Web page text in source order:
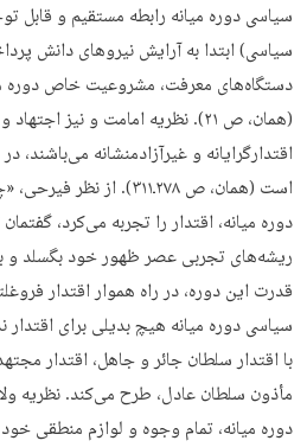
سیاسی دوره میانه رابطه مستقیم و
سیاسی) ابتدا به آرایش نیروهای دانش
دستگاه‌های معرفت، مشروعیت خاص دوره
(همان، ص ۲۱). نظریه امامت و نیز
اقتدارگرایانه و غیرآزادمنشانه
است (همان، ص ۲۷۸ـ۳۱۱).
دوره میانه، اقتدار را تجربه می‌كرد،
ریشه‌های تجربی عصر ظهور خود بگسلد و
قدرت این دوره، در راه هموار اقتدار
سیاسی دوره میانه هیچ بدیلی برای اقتدار
با اقتدار سلطان جائر و جاهل، اقتدار
مأذون سلطان عادل،‌ طرح می‌كند. نظریه
دوره‌ میانه، تمام وجوه و لوازم منطقی